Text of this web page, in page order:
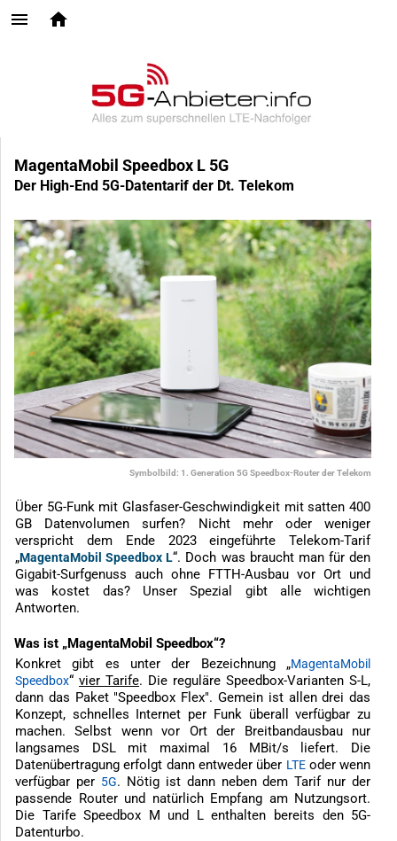
MagentaMobil Speedbox L 5G
Der High-End 5G-Datentarif der Dt. Telekom
Symbolbild: 1. Generation 5G Speedbox-Router der Telekom
Über 5G-Funk mit Glasfaser-Geschwindigkeit mit satten 400
GB Datenvolumen surfen? Nicht mehr oder weniger
verspricht dem Ende 2023 eingeführte Telekom-Tarif
„MagentaMobil Speedbox L“. Doch was braucht man für den
Gigabit-Surfgenuss auch ohne FTTH-Ausbau vor Ort und
was kostet das? Unser Spezial gibt alle wichtigen
Antworten.
Was ist „MagentaMobil Speedbox“?
Konkret gibt es unter der Bezeichnung „MagentaMobil
Speedbox“vier Tarife. Die reguläre Speedbox-Varianten S-L,
dann das Paket "Speedbox Flex". Gemein ist allen drei das
Konzept, schnelles Internet per Funk überall verfügbar zu
machen. Selbst wenn vor Ort der Breitbandausbau nur
langsames DSL mit maximal 16 MBit/s liefert. Die
Datenübertragung erfolgt dann entweder über LTEoder wenn
verfügbar per 5G. Nötig ist dann neben dem Tarif nur der
passende Router und natürlich Empfang am Nutzungsort.
Die Tarife Speedbox M und L enthalten bereits den 5G-
Datenturbo.